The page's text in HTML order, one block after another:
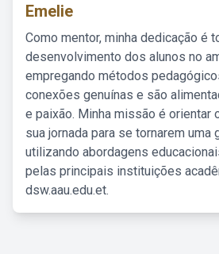
Emelie
Como mentor, minha dedicação é
desenvolvimento dos alunos no
empregando métodos
conexões genuínas e são
e paixão. Minha missão é orientar
sua jornada para se tornarem uma
utilizando abordagens
pelas principais instituições
dsw.aau.edu.et.